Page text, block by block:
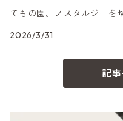
OM-1
minilux
35シリーズ
RICOH（リコー）
コンパクト
Voigtlander（フォクトレ
YASHICA（ヤシカ）
A（ミノルタ（ソニー））
MD（ミノルタ）
K（ペンタックス）
てもの園。ノスタルジーを
2026/3/31
記